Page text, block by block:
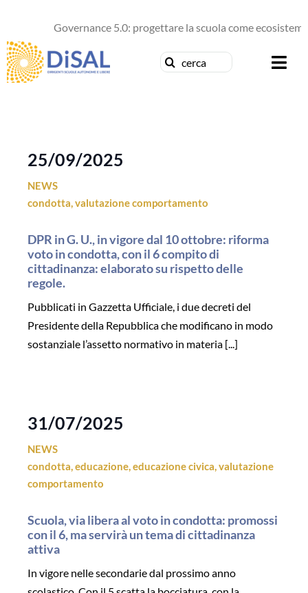
contenuto
Governance 5.0: progettare la scuola come ecosistema
Cerca
Formazione
Pubblicazioni
Contattaci
25/09/2025
NEWS
condotta,valutazione comportamento
DPR in G. U., in vigore dal 10 ottobre: riforma
voto in condotta, con il 6 compito di
cittadinanza: elaborato su rispetto delle
regole.
Pubblicati in Gazzetta Ufficiale, i due decreti del
Presidente della Repubblica che modificano in modo
sostanziale l’assetto normativo in materia [...]
31/07/2025
NEWS
condotta,educazione,educazione civica,valutazione
comportamento
Scuola, via libera al voto in condotta: promossi
con il 6, ma servirà un tema di cittadinanza
attiva
In vigore nelle secondarie dal prossimo anno